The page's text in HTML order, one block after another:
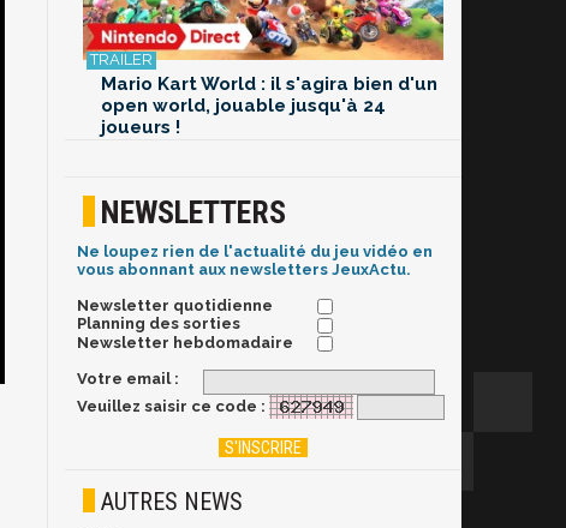
Mario Kart World : il s'agira bien d'un
open world, jouable jusqu'à 24
joueurs !
NEWSLETTERS
Ne loupez rien de l'actualité du jeu vidéo en
vous abonnant aux newsletters JeuxActu.
Newsletter quotidienne
Planning des sorties
Newsletter hebdomadaire
Votre email :
Veuillez saisir ce code :
AUTRES NEWS